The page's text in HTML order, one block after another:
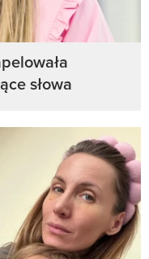
słowa